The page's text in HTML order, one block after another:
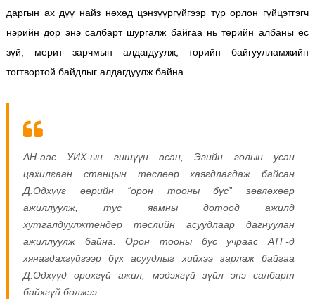
даргын ах дүү найз нөхөд цэнзүүргүйгээр түр орлон гүйцэтгэгч
нэрийн дор энэ салбарт шургалж байгаа нь төрийн албаны ёс
зүй, мерит зарчмын алдагдуулж, төрийн байгуулламжийн
тогтвортой байдлыг алдагдуулж байна.
АН-аас УИХ-ын гишүүн асан, Эгийн голын усан
цахилгаан станцын төслөөр хаягдлагдаж байсан
Д.Одхүүг өөрийн “орон тооны бус” зөвлөхөөр
ажиллуулж, тус яамны дотоод ажилд
хутгалдуулжтендер төслийн асуудлаар дагнуулан
ажиллуулж байна. Орон тооны бус учраас АТГ-д
хянагдахгүйгээр бүх асуудлыг хийхээ зарлаж байгаа
Д.Одхүүд орохгүй ажил, мэдэхгүй зүйл энэ салбарт
байхгүй болжээ.